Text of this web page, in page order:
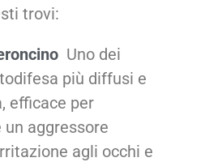
trovi:
Uno dei
più diffusi e
efficace per
aggressore
agli occhi e